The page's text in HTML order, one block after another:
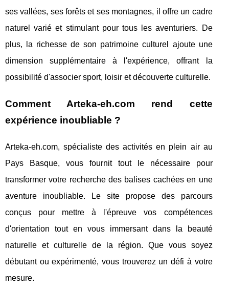
ses vallées, ses forêts et ses montagnes, il offre un cadre
naturel varié et stimulant pour tous les aventuriers. De
plus, la richesse de son patrimoine culturel ajoute une
dimension supplémentaire à l'expérience, offrant la
possibilité d'associer sport, loisir et découverte culturelle.
Comment Arteka-eh.com rend cette
expérience inoubliable ?
Arteka-eh.com, spécialiste des activités en plein air au
Pays Basque, vous fournit tout le nécessaire pour
transformer votre recherche des balises cachées en une
aventure inoubliable. Le site propose des parcours
conçus pour mettre à l'épreuve vos compétences
d'orientation tout en vous immersant dans la beauté
naturelle et culturelle de la région. Que vous soyez
débutant ou expérimenté, vous trouverez un défi à votre
mesure.